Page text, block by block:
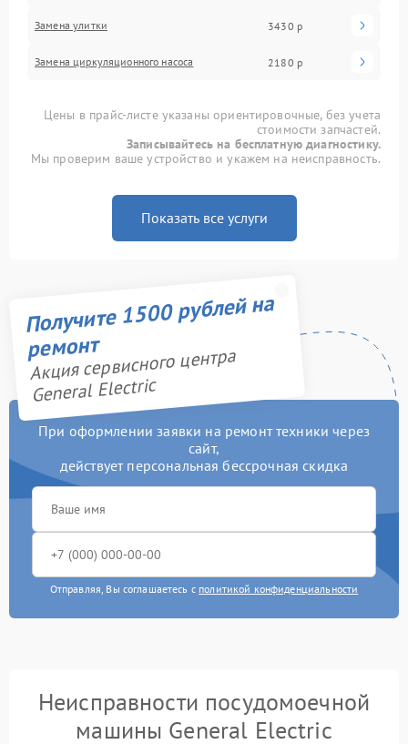
Замена улитки 3430 р
Замена циркуляционного насоса 2180 р
Цены в прайс-листе указаны ориентировочные, без учета
стоимости запчастей.
Записывайтесь на бесплатную диагностику.
Мы проверим ваше устройство и укажем на неисправность.
Показать все услуги
Получите 1500 рублей на
ремонт
Акция сервисного центра
General Electric
При оформлении заявки на ремонт техники через
сайт,
действует персональная бессрочная скидка
Отправляя, Вы соглашаетесь с политикой конфиденциальности
Неисправности посудомоечной
машины General Electric